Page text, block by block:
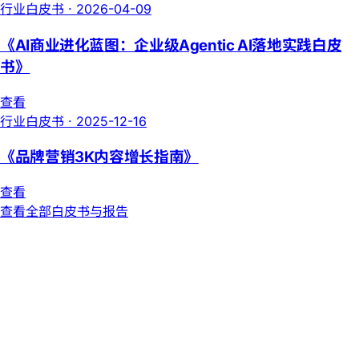
行业白皮书 · 2026-04-09
《AI商业进化蓝图：企业级Agentic AI落地实践白皮
书》
查看
行业白皮书 · 2025-12-16
《品牌营销3K内容增长指南》
查看
查看全部白皮书与报告